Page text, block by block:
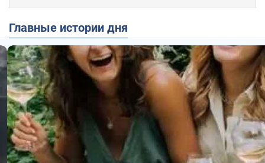
Главные истории дня